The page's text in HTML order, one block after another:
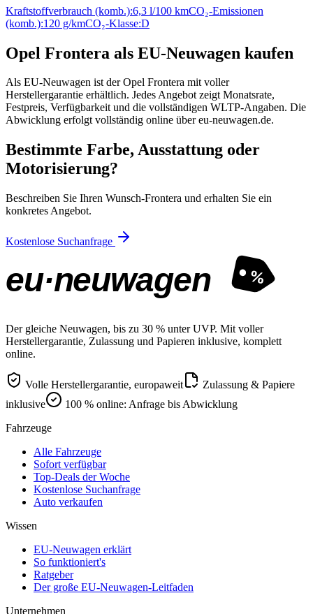
Kraftstoffverbrauch (komb.):6,3 l/100 kmCO₂-Emissionen
(komb.):120 g/kmCO₂-Klasse:D
Opel Frontera als EU-Neuwagen kaufen
Als EU-Neuwagen ist der Opel Frontera mit voller
Herstellergarantie erhältlich. Jedes Angebot zeigt Monatsrate,
Festpreis, Verfügbarkeit und die vollständigen WLTP-Angaben. Die
Abwicklung erfolgt vollständig online über eu-neuwagen.de.
Bestimmte Farbe, Ausstattung oder
Motorisierung?
Beschreiben Sie Ihren Wunsch-Frontera und erhalten Sie ein
konkretes Angebot.
Kostenlose Suchanfrage
eu·neuwagen %
Der gleiche Neuwagen, bis zu 30 % unter UVP. Mit voller
Herstellergarantie, Zulassung und Papieren inklusive, komplett
online.
Volle Herstellergarantie, europaweit
Zulassung & Papiere
inklusive
100 % online: Anfrage bis Abwicklung
Fahrzeuge
Alle Fahrzeuge
Sofort verfügbar
Top-Deals der Woche
Kostenlose Suchanfrage
Auto verkaufen
Wissen
EU-Neuwagen erklärt
So funktioniert's
Ratgeber
Der große EU-Neuwagen-Leitfaden
Unternehmen